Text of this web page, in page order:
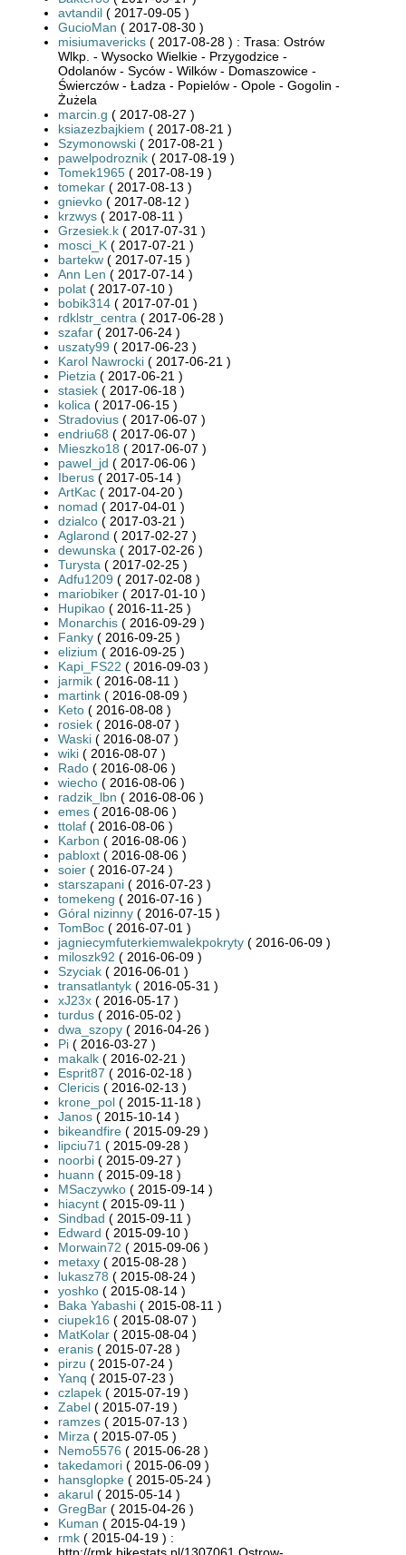
avtandil ( 2017-09-05 )
GucioMan ( 2017-08-30 )
misiumavericks ( 2017-08-28 ) : Trasa: Ostrów
Wlkp. - Wysocko Wielkie - Przygodzice -
Odolanów - Syców - Wilków - Domaszowice -
Świerczów - Ładza - Popielów - Opole - Gogolin -
Żużela
marcin.g ( 2017-08-27 )
ksiazezbajkiem ( 2017-08-21 )
Szymonowski ( 2017-08-21 )
pawelpodroznik ( 2017-08-19 )
Tomek1965 ( 2017-08-19 )
tomekar ( 2017-08-13 )
gnievko ( 2017-08-12 )
krzwys ( 2017-08-11 )
Grzesiek.k ( 2017-07-31 )
mosci_K ( 2017-07-21 )
bartekw ( 2017-07-15 )
Ann Len ( 2017-07-14 )
polat ( 2017-07-10 )
bobik314 ( 2017-07-01 )
rdklstr_centra ( 2017-06-28 )
szafar ( 2017-06-24 )
uszaty99 ( 2017-06-23 )
Karol Nawrocki ( 2017-06-21 )
Pietzia ( 2017-06-21 )
stasiek ( 2017-06-18 )
kolica ( 2017-06-15 )
Stradovius ( 2017-06-07 )
endriu68 ( 2017-06-07 )
Mieszko18 ( 2017-06-07 )
pawel_jd ( 2017-06-06 )
Iberus ( 2017-05-14 )
ArtKac ( 2017-04-20 )
nomad ( 2017-04-01 )
dzialco ( 2017-03-21 )
Aglarond ( 2017-02-27 )
dewunska ( 2017-02-26 )
Turysta ( 2017-02-25 )
Adfu1209 ( 2017-02-08 )
mariobiker ( 2017-01-10 )
Hupikao ( 2016-11-25 )
Monarchis ( 2016-09-29 )
Fanky ( 2016-09-25 )
elizium ( 2016-09-25 )
Kapi_FS22 ( 2016-09-03 )
jarmik ( 2016-08-11 )
martink ( 2016-08-09 )
Keto ( 2016-08-08 )
rosiek ( 2016-08-07 )
Waski ( 2016-08-07 )
wiki ( 2016-08-07 )
Rado ( 2016-08-06 )
wiecho ( 2016-08-06 )
radzik_lbn ( 2016-08-06 )
emes ( 2016-08-06 )
ttolaf ( 2016-08-06 )
Karbon ( 2016-08-06 )
pabloxt ( 2016-08-06 )
soier ( 2016-07-24 )
starszapani ( 2016-07-23 )
tomekeng ( 2016-07-16 )
Góral nizinny ( 2016-07-15 )
TomBoc ( 2016-07-01 )
jagniecymfuterkiemwalekpokryty ( 2016-06-09 )
miloszk92 ( 2016-06-09 )
Szyciak ( 2016-06-01 )
transatlantyk ( 2016-05-31 )
xJ23x ( 2016-05-17 )
turdus ( 2016-05-02 )
dwa_szopy ( 2016-04-26 )
Pi ( 2016-03-27 )
makalk ( 2016-02-21 )
Esprit87 ( 2016-02-18 )
Clericis ( 2016-02-13 )
krone_pol ( 2015-11-18 )
Janos ( 2015-10-14 )
bikeandfire ( 2015-09-29 )
lipciu71 ( 2015-09-28 )
noorbi ( 2015-09-27 )
huann ( 2015-09-18 )
MSaczywko ( 2015-09-14 )
hiacynt ( 2015-09-11 )
Sindbad ( 2015-09-11 )
Edward ( 2015-09-10 )
Morwain72 ( 2015-09-06 )
metaxy ( 2015-08-28 )
lukasz78 ( 2015-08-24 )
yoshko ( 2015-08-14 )
Baka Yabashi ( 2015-08-11 )
ciupek16 ( 2015-08-07 )
MatKolar ( 2015-08-04 )
eranis ( 2015-07-28 )
pirzu ( 2015-07-24 )
Yanq ( 2015-07-23 )
czlapek ( 2015-07-19 )
Zabel ( 2015-07-19 )
ramzes ( 2015-07-13 )
Mirza ( 2015-07-05 )
Nemo5576 ( 2015-06-28 )
takedamori ( 2015-06-09 )
hansglopke ( 2015-05-24 )
akarul ( 2015-05-14 )
GregBar ( 2015-04-26 )
Kuman ( 2015-04-19 )
rmk ( 2015-04-19 ) :
http://rmk.bikestats.pl/1307061,Ostrow-